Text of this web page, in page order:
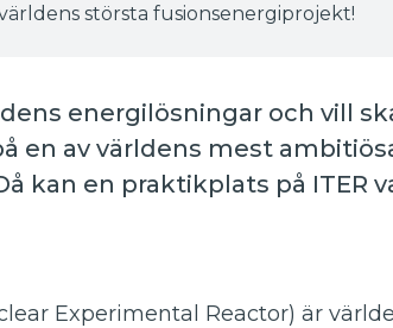
största fusionsenergiprojekt!
energilösningar och vill
en av världens mest
kan en praktikplats på ITER
Experimental Reactor) är